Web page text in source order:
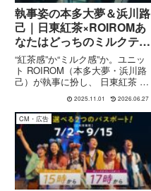
執事姿の本多大夢＆浜川路
己｜日東紅茶×ROIROMあ
なたはどっちのミルクティ
ー？
“紅茶感”か“ミルク感”か。ユニッ
ト ROIROM（本多大夢・浜川路
己）が執事に扮し、 日東紅茶 の
「ロイヤルミルクティー」を対比
する新WebCMを解説。キャンペ
ーン情報も網羅。
2025.11.01 2026.06.27
CM・広告